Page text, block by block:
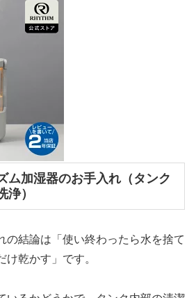
ム加湿器のお手入れ（タンク
）
の結論は「使い終わったら水を捨て
け乾かす」です。